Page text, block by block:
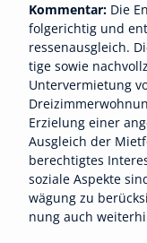
Kommentar: Die
folgerichtig und
ressenausgleich.
tige sowie
Untervermietung
Erzielung einer
Ausgleich der
berechtigtes
soziale Aspekte
wägung zu
nung auch